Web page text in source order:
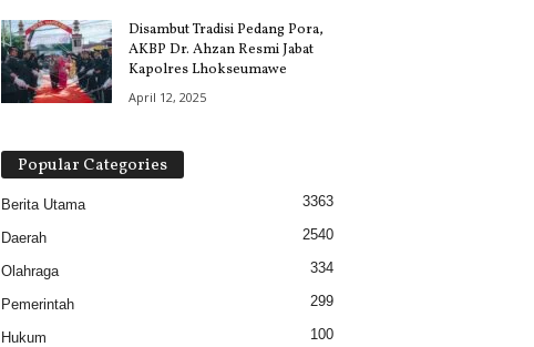
Disambut Tradisi Pedang Pora,
AKBP Dr. Ahzan Resmi Jabat
Kapolres Lhokseumawe
April 12, 2025
Popular Categories
Berita Utama 3363
Daerah 2540
Olahraga 334
Pemerintah 299
Hukum 100